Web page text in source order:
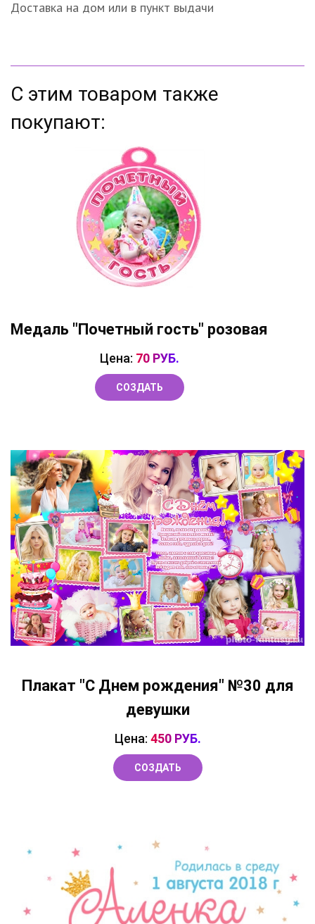
Доставка на дом или в пункт выдачи
С этим товаром также
покупают:
Медаль "Почетный гость" розовая
Цена: 70 РУБ.
СОЗДАТЬ
Плакат "C Днем рождения" №30 для
девушки
Цена: 450 РУБ.
СОЗДАТЬ